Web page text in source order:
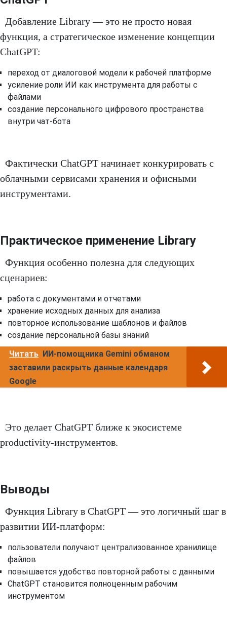
Добавление Library — это не просто новая
функция, а стратегическое изменение концепции
ChatGPT:
переход от диалоговой модели к рабочей платформе
усиление роли ИИ как инструмента для работы с
файлами
создание персонального цифрового пространства
внутри чат-бота
Фактически ChatGPT начинает конкурировать с
облачными сервисами хранения и офисными
инструментами.
Практическое применение Library
Функция особенно полезна для следующих
сценариев:
работа с документами и отчетами
хранение исходных данных для анализа
повторное использование шаблонов и файлов
создание персональной базы знаний
Читать ИИ-помощника Gemini обманом
заставили раскрыть данные календаря
Google
Это делает ChatGPT ближе к экосистеме
productivity-инструментов.
Выводы
Функция Library в ChatGPT — это логичный шаг в
развитии ИИ-платформ:
пользователи получают централизованное хранилище
файлов
повышается удобство повторной работы с данными
ChatGPT становится полноценным рабочим
инструментом